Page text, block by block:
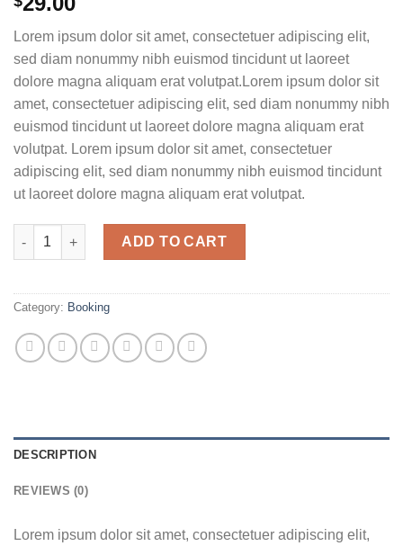
Lorem ipsum dolor sit amet, consectetuer adipiscing elit,
sed diam nonummy nibh euismod tincidunt ut laoreet
dolore magna aliquam erat volutpat.Lorem ipsum dolor sit
amet, consectetuer adipiscing elit, sed diam nonummy nibh
euismod tincidunt ut laoreet dolore magna aliquam erat
volutpat. Lorem ipsum dolor sit amet, consectetuer
adipiscing elit, sed diam nonummy nibh euismod tincidunt
ut laoreet dolore magna aliquam erat volutpat.
Weekend in San Fransico quantity
ADD TO CART
Category: Booking
DESCRIPTION
REVIEWS (0)
Lorem ipsum dolor sit amet, consectetuer adipiscing elit,